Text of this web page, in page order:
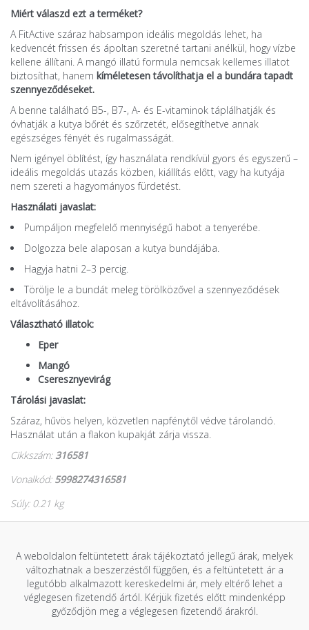
Miért válaszd ezt a terméket?
A FitActive száraz habsampon ideális megoldás lehet, ha
kedvencét frissen és ápoltan szeretné tartani anélkül, hogy vízbe
kellene állítani. A mangó illatú formula nemcsak kellemes illatot
biztosíthat, hanem kíméletesen távolíthatja el a bundára tapadt
szennyeződéseket.
A benne található B5-, B7-, A- és E-vitaminok táplálhatják és
óvhatják a kutya bőrét és szőrzetét, elősegíthetve annak
egészséges fényét és rugalmasságát.
Nem igényel öblítést, így használata rendkívül gyors és egyszerű –
ideális megoldás utazás közben, kiállítás előtt, vagy ha kutyája
nem szereti a hagyományos fürdetést.
Használati javaslat:
Pumpáljon megfelelő mennyiségű habot a tenyerébe.
Dolgozza bele alaposan a kutya bundájába.
Hagyja hatni 2–3 percig.
Törölje le a bundát meleg törölközővel a szennyeződések
eltávolításához.
Választható illatok:
Eper
Mangó
Cseresznyevirág
Tárolási javaslat:
Száraz, hűvös helyen, közvetlen napfénytől védve tárolandó.
Használat után a flakon kupakját zárja vissza.
Cikkszám: 316581
Vonalkód: 5998274316581
Súly: 0.21 kg
A weboldalon feltüntetett árak tájékoztató jellegű árak, melyek
változhatnak a beszerzéstől függően, és a feltüntetett ár a
legutóbb alkalmazott kereskedelmi ár, mely eltérő lehet a
véglegesen fizetendő ártól. Kérjük fizetés előtt mindenképp
győződjön meg a véglegesen fizetendő árakról.